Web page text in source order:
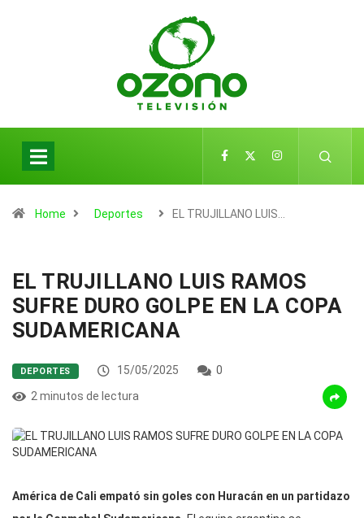
Home Deportes EL TRUJILLANO LUIS…
EL TRUJILLANO LUIS RAMOS
SUFRE DURO GOLPE EN LA COPA
SUDAMERICANA
DEPORTES 15/05/2025
0
2 minutos de lectura
América de Cali empató sin goles con Huracán en un partidazo